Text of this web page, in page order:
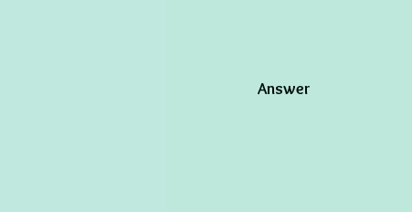
Answer